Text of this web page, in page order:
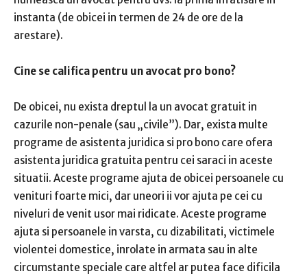
instanta (de obicei in termen de 24 de ore de la
arestare).
Cine se califica pentru un avocat pro bono?
De obicei, nu exista dreptul la un avocat gratuit in
cazurile non-penale (sau „civile”). Dar, exista multe
programe de asistenta juridica si pro bono care ofera
asistenta juridica gratuita pentru cei saraci in aceste
situatii. Aceste programe ajuta de obicei persoanele cu
venituri foarte mici, dar uneori ii vor ajuta pe cei cu
niveluri de venit usor mai ridicate. Aceste programe
ajuta si persoanele in varsta, cu dizabilitati, victimele
violentei domestice, inrolate in armata sau in alte
circumstante speciale care altfel ar putea face dificila